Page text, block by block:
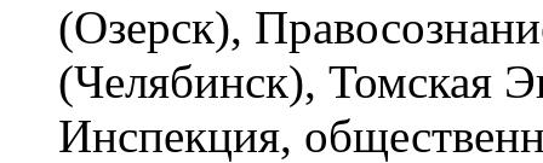
(Озерск),
(Челябинск), Томская
Инспекция,